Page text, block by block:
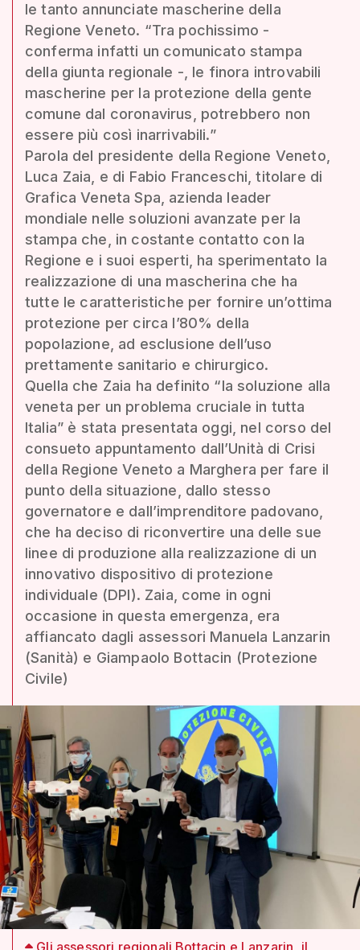
le tanto annunciate mascherine della
Regione Veneto. “Tra pochissimo -
conferma infatti un comunicato stampa
della giunta regionale -, le finora introvabili
mascherine per la protezione della gente
comune dal coronavirus, potrebbero non
essere più così inarrivabili.”
Parola del presidente della Regione Veneto,
Luca Zaia, e di Fabio Franceschi, titolare di
Grafica Veneta Spa, azienda leader
mondiale nelle soluzioni avanzate per la
stampa che, in costante contatto con la
Regione e i suoi esperti, ha sperimentato la
realizzazione di una mascherina che ha
tutte le caratteristiche per fornire un’ottima
protezione per circa l’80% della
popolazione, ad esclusione dell’uso
prettamente sanitario e chirurgico.
Quella che Zaia ha definito “la soluzione alla
veneta per un problema cruciale in tutta
Italia” è stata presentata oggi, nel corso del
consueto appuntamento dall’Unità di Crisi
della Regione Veneto a Marghera per fare il
punto della situazione, dallo stesso
governatore e dall’imprenditore padovano,
che ha deciso di riconvertire una delle sue
linee di produzione alla realizzazione di un
innovativo dispositivo di protezione
individuale (DPI). Zaia, come in ogni
occasione in questa emergenza, era
affiancato dagli assessori Manuela Lanzarin
(Sanità) e Giampaolo Bottacin (Protezione
Civile)
Gli assessori regionali Bottacin e Lanzarin, il